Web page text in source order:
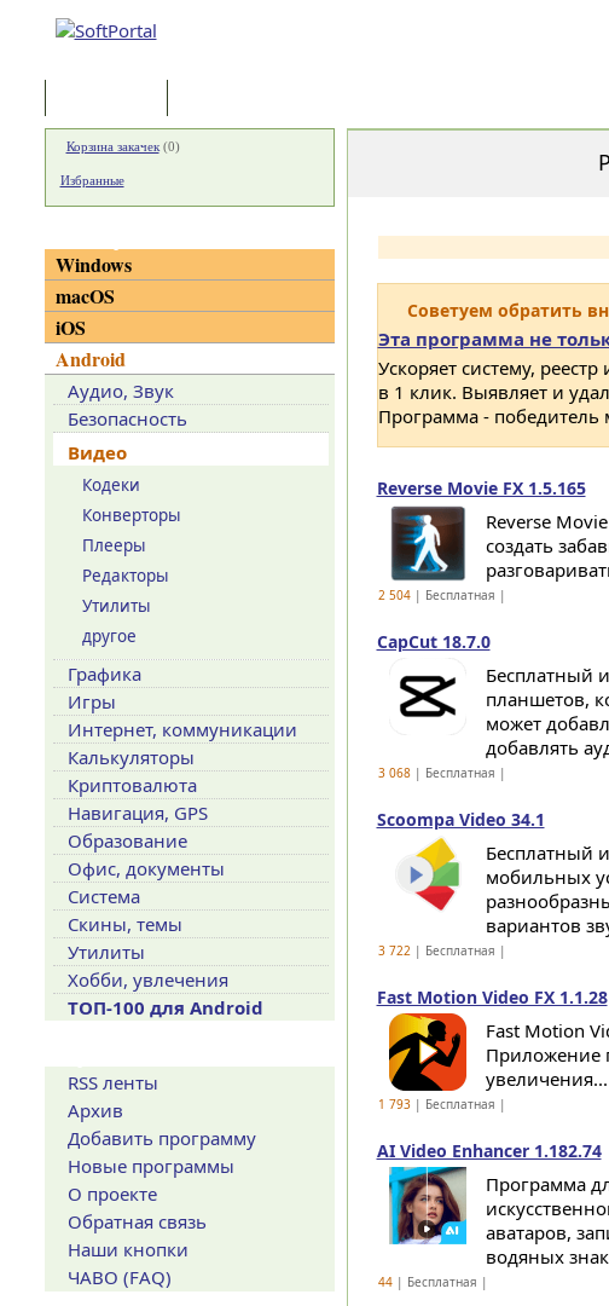
Советуем обратить
Эта программа не
Ускоряет систему,
в 1 клик. Выявляет и
Программа - победитель
Reverse Movie FX 1.5.165
Reverse
создать
2 504| Бесплатная |
CapCut 18.7.0
Бесплатный
планшетов,
может
добавлять
3 068| Бесплатная |
Scoompa Video 34.1
Бесплатный
мобильных
вариантов
3 722| Бесплатная |
Fast Motion Video FX 1.1.28
Fast Motion
Приложение
увеличения...
1 793| Бесплатная |
AI Video Enhancer 1.182.74
Программа
аватаров,
водяных
44| Бесплатная |
Корзина закачек(0)
Избранные
Windows
macOS
iOS
Android
Аудио, Звук
Безопасность
Видео
Кодеки
Конверторы
Плееры
Редакторы
Утилиты
другое
Графика
Игры
Интернет, коммуникации
Калькуляторы
Криптовалюта
Навигация, GPS
Образование
Офис, документы
Система
Скины, темы
Утилиты
Хобби, увлечения
ТОП-100 для Android
RSS ленты
Архив
Добавить программу
Новые программы
О проекте
Обратная связь
Наши кнопки
ЧАВО (FAQ)